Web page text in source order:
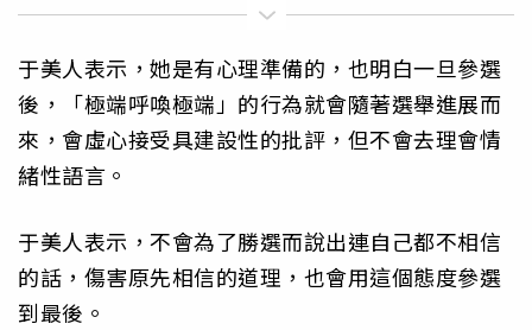
于美人表示，她是有心理準備的，也明白一旦參選
後，「極端呼喚極端」的行為就會隨著選舉進展而
來，會虛心接受具建設性的批評，但不會去理會情
緒性語言。
于美人表示，不會為了勝選而說出連自己都不相信
的話，傷害原先相信的道理，也會用這個態度參選
到最後。